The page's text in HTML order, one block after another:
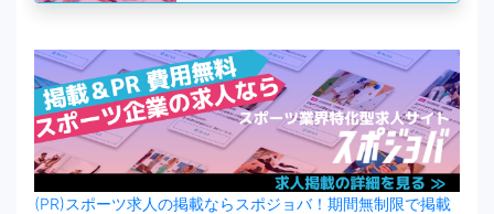
(PR)スポーツ求人の掲載ならスポジョバ！期間無制限で掲載